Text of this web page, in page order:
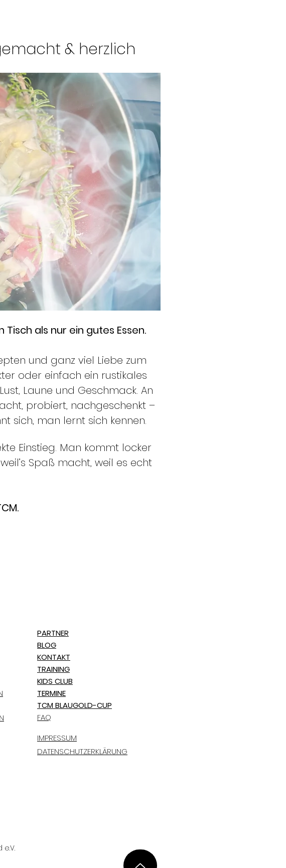
& herzlich
als nur ein gutes Essen.
und ganz viel Liebe zum
oder einfach ein rustikales
Laune und Geschmack. An
probiert, nachgeschenkt –
sich, man lernt sich kennen.
Einstieg. Man kommt locker
Spaß macht, weil es echt
PARTNER
KONTAKT
BLOG
KIDS CLUB
TERMINE
TCM BLAUGOLD-CUP
FAQ
TRAINING
IMPRESSUM
DATENSCHUTZERKLÄRUNG